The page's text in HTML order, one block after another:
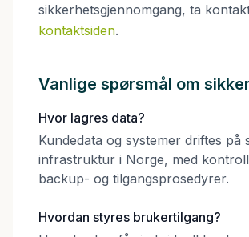
sikkerhetsgjennomgang, ta
kontaktsiden.
Vanlige spørsmål om
Hvor lagres data?
Kundedata og systemer driftes på
infrastruktur i Norge, med
backup- og tilgangsprosedyrer.
Hvordan styres brukertilgang?